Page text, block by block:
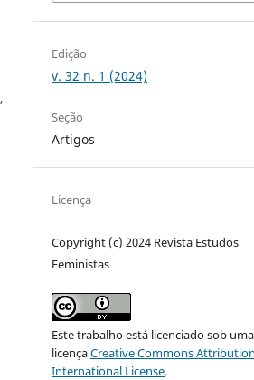
Edição
v. 32 n. 1 (2024)
Seção
Artigos
Licença
Copyright (c) 2024 Revista Estudos
Feministas
Este trabalho está licenciado sob uma
licençaCreative Commons
International License.